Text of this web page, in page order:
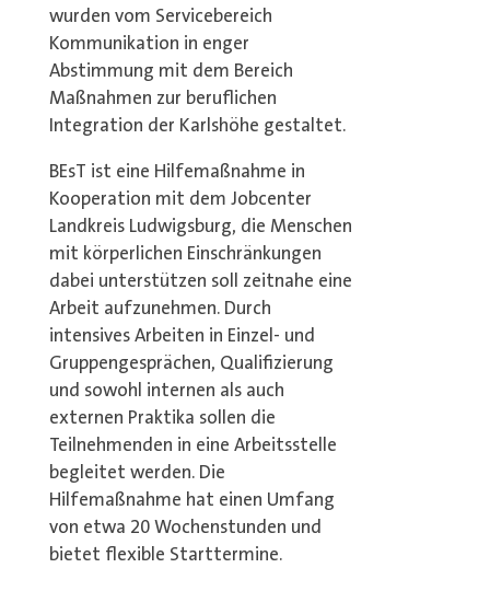
wurden vom Servicebereich
Kommunikation in enger
Abstimmung mit dem Bereich
Maßnahmen zur beruflichen
Integration der Karlshöhe gestaltet.
BEsT ist eine Hilfemaßnahme in
Kooperation mit dem Jobcenter
Landkreis Ludwigsburg, die Menschen
mit körperlichen Einschränkungen
dabei unterstützen soll zeitnahe eine
Arbeit aufzunehmen. Durch
intensives Arbeiten in Einzel- und
Gruppengesprächen, Qualifizierung
und sowohl internen als auch
externen Praktika sollen die
Teilnehmenden in eine Arbeitsstelle
begleitet werden. Die
Hilfemaßnahme hat einen Umfang
von etwa 20 Wochenstunden und
bietet flexible Starttermine.